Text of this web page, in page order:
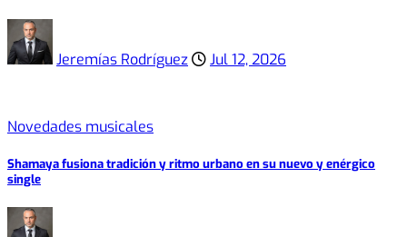
Jeremías Rodríguez Jul 12, 2026
Novedades musicales
Shamaya fusiona tradición y ritmo urbano en su nuevo y enérgico
single